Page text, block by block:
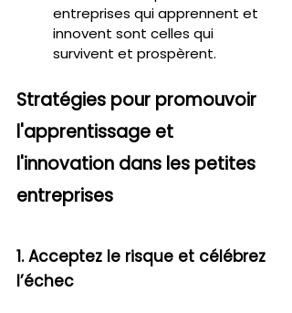
entreprises qui apprennent et
innovent sont celles qui
survivent et prospèrent.
Stratégies pour promouvoir
l'apprentissage et
l'innovation dans les petites
entreprises
1. Acceptez le risque et célébrez
l’échec